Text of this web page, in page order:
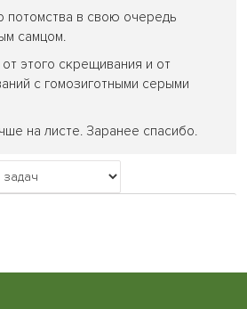
потомства в свою очередь
самцом.
этого скрещивания и от
с гомозиготными серыми
на листе. Заранее спасибо.